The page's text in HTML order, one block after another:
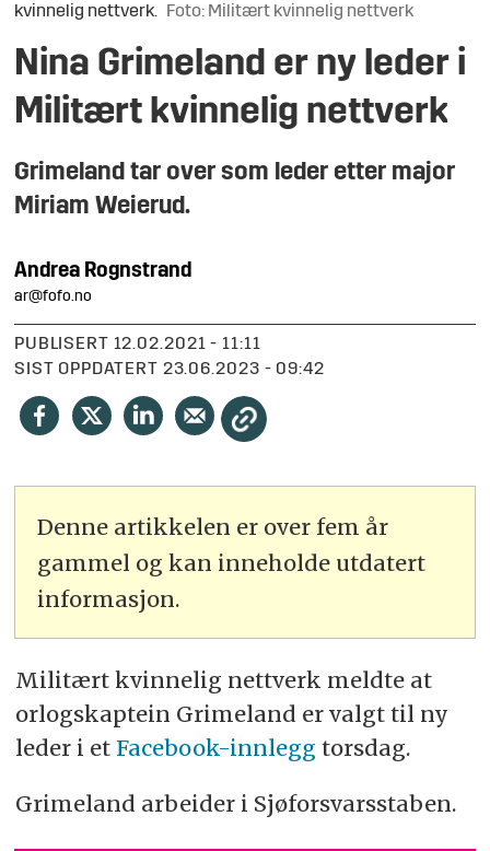
kvinnelig nettverk.
Foto: Militært kvinnelig nettverk
Nina Grimeland er ny leder i
Militært kvinnelig nettverk
Grimeland tar over som leder etter major
Miriam Weierud.
Andrea Rognstrand
ar@fofo.no
PUBLISERT
12.02.2021 - 11:11
SIST OPPDATERT
23.06.2023 - 09:42
Denne artikkelen er over fem år
gammel og kan inneholde utdatert
informasjon.
Militært kvinnelig nettverk meldte at
orlogskaptein Grimeland er valgt til ny
leder i et Facebook-innlegg torsdag.
Grimeland arbeider i Sjøforsvarsstaben.